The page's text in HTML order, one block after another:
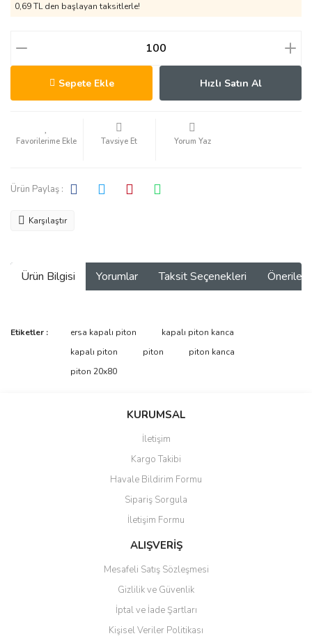
0,69 TL den başlayan taksitlerle!
Sepete Ekle Hızlı Satın Al
Tavsiye Et Yorum Yaz
Ürün Paylaş :
Karşılaştır
Ürün Bilgisi Yorumlar Taksit Seçenekleri
Bu ürüne ilk yorumu siz yapın!
Bu ürünün fiyat bilgisi, resim, ürün açıklamalarında ve diğer
tarafımıza iletebilirsiniz.
Görüş ve önerileriniz için teşekkür ederiz.
Ürün bilgilerinde hatalar bulunuyor.
Ürün fiyatı diğer sitelerden daha pahalı.
Bu ürüne benzer farklı alternatifler olmalı.
Gönder
Etiketler : ersa kapalı piton
kapalı piton kanca
kapalı piton
piton
piton kanca
piton 20x80
KURUMSAL
İletişim
Kargo Takibi
Havale Bildirim Formu
Sipariş Sorgula
İletişim Formu
ALIŞVERİŞ
Mesafeli Satış Sözleşmesi
Gizlilik ve Güvenlik
İptal ve İade Şartları
Kişisel Veriler Politikası